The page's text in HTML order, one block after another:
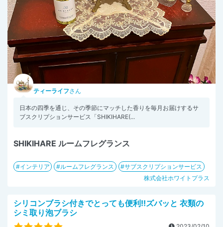
ティーライフさん
日本の四季を通じ、その季節にマッチした香りを毎月お届けするサ
ブスクリプションサービス「SHIKIHARE(...
SHIKIHARE ルームフレグランス
インテリア ルームフレグランス
サブスクリプションサービス
株式会社ホワイトプラス
シリコンブラシ付きでとっても便利!!ズバッと 衣類の
シミ取り泡ブラシ